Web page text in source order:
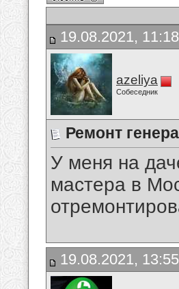
19.08.2021, 11:18
azeliya
Собеседник
Ремонт
У меня на
мастера в
19.08.2021, 13:55